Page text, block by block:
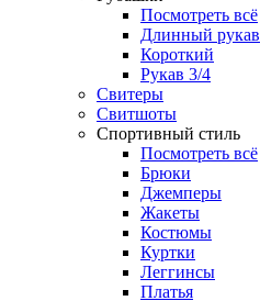
Посмотреть всё
Длинный рукав
Короткий
Рукав 3/4
Свитеры
Свитшоты
Спортивный стиль
Посмотреть всё
Брюки
Джемперы
Жакеты
Костюмы
Куртки
Леггинсы
Платья